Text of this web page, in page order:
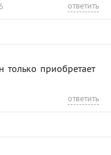
ответить
только приобретает
ответить